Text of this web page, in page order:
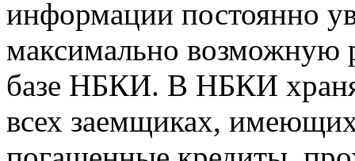
информации постоянно
максимально возможную
базе НБКИ. В НБКИ
всех заемщиках,